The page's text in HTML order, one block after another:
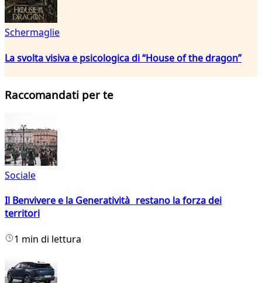
Schermaglie
La svolta visiva e psicologica di “House of the dragon”
Raccomandati per te
Sociale
Il Benvivere e la Generatività restano la forza dei
territori
1 min di lettura